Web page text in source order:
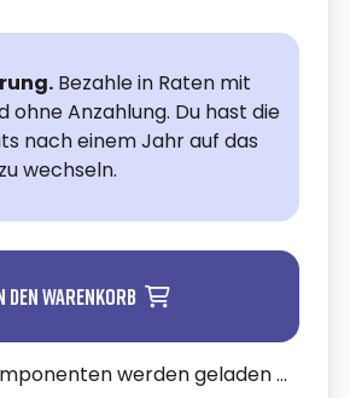
Bezahle in Raten mit
ohne Anzahlung. Du hast die
nach einem Jahr auf das
wechseln.
den Warenkorb
werden geladen ...